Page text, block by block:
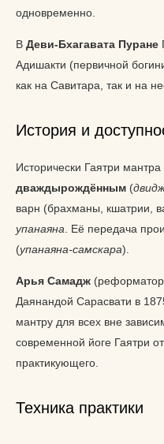
одновременно.
В Деви-Бхагавата Пуране
Адишакти (первичной
как на Савитара, так и на
История и
Исторически Гаятри
дваждырождённым (
варн (брахманы, кшатрии,
упанаяна . Её передача
(упанаяна-самскара).
Арья Самадж
Даянандой Сарасвати в
мантру для всех вне
современной йоге Гаятри
практикующего.
Техника практики